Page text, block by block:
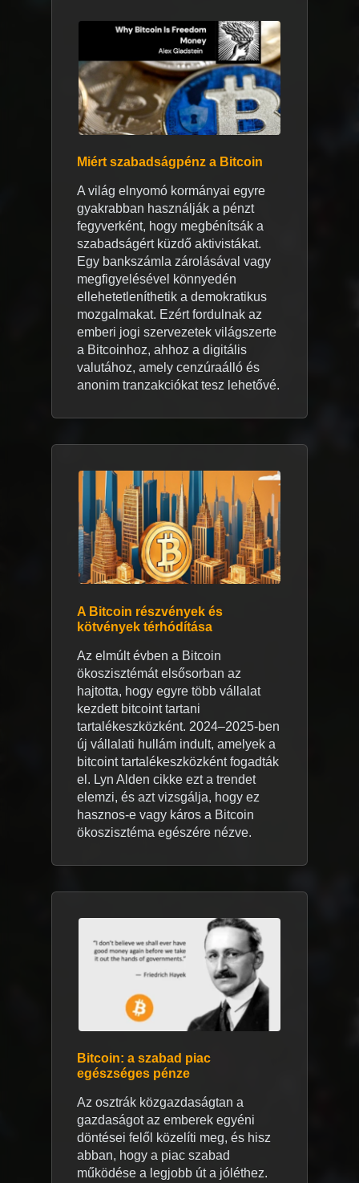
Miért szabadságpénz a Bitcoin
A világ elnyomó kormányai egyre
gyakrabban használják a pénzt
fegyverként, hogy megbénítsák a
szabadságért küzdő aktivistákat.
Egy bankszámla zárolásával vagy
megfigyelésével könnyedén
ellehetetleníthetik a demokratikus
mozgalmakat. Ezért fordulnak az
emberi jogi szervezetek világszerte
a Bitcoinhoz, ahhoz a digitális
valutához, amely cenzúraálló és
anonim tranzakciókat tesz lehetővé.
A Bitcoin részvények és
kötvények térhódítása
Az elmúlt évben a Bitcoin
ökoszisztémát elsősorban az
hajtotta, hogy egyre több vállalat
kezdett bitcoint tartani
tartalékeszközként. 2024–2025-ben
új vállalati hullám indult, amelyek a
bitcoint tartalékeszközként fogadták
el. Lyn Alden cikke ezt a trendet
elemzi, és azt vizsgálja, hogy ez
hasznos-e vagy káros a Bitcoin
ökoszisztéma egészére nézve.
Bitcoin: a szabad piac
egészséges pénze
Az osztrák közgazdaságtan a
gazdaságot az emberek egyéni
döntései felől közelíti meg, és hisz
abban, hogy a piac szabad
működése a legjobb út a jóléthez.